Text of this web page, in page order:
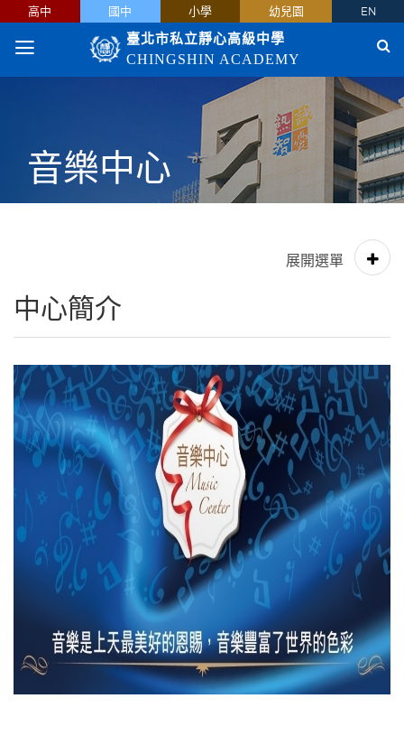
高中 國中 小學 幼兒園 EN
臺北市私立靜心高級中學
CHINGSHIN ACADEMY
音樂中心
中心簡介